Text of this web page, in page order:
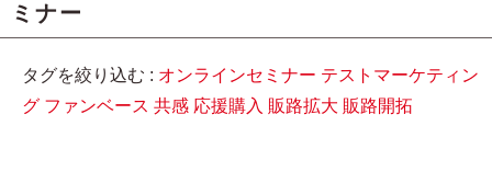
ミナー
タグを絞り込む : オンラインセミナー テストマーケティン
グ ファンベース 共感 応援購入 販路拡大 販路開拓